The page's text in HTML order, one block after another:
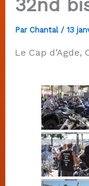
32nd
Par Chantal / 13
Le Cap d’Agde,